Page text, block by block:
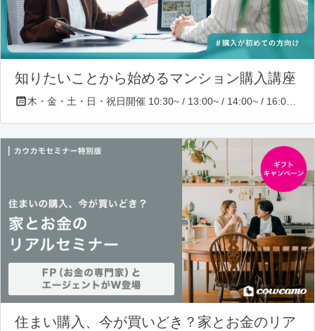
知りたいことから始めるマンション購入講座
住まい購入、今が買いどき？家とお金のリア